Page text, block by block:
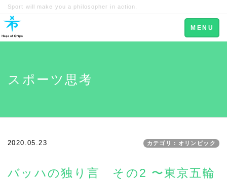
Sport will make you a philosopher in action.
Toggle
navigation
MENU
スポーツ思考
2020.05.23 カテゴリ：オリンピック
バッハの独り言 その2 〜東京五輪